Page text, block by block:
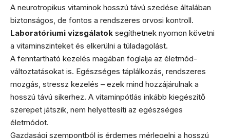
A neurotropikus vitaminok hosszú távú szedése általában
biztonságos, de fontos a rendszeres orvosi kontroll.
Laboratóriumi vizsgálatok segíthetnek nyomon követni
a vitaminszinteket és elkerülni a túladagolást.
A fenntartható kezelés magában foglalja az életmód-
változtatásokat is. Egészséges táplálkozás, rendszeres
mozgás, stressz kezelés – ezek mind hozzájárulnak a
hosszú távú sikerhez. A vitaminpótlás inkább kiegészítő
szerepet játszik, nem helyettesíti az egészséges
életmódot.
Gazdasági szempontból is érdemes mérlegelni a hosszú